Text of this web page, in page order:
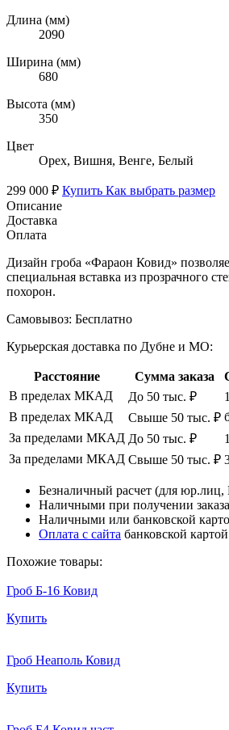
Длина (мм)
2090
Ширина (мм)
680
Высота (мм)
350
Цвет
Орех, Вишня, Венге, Белый
299 000 ₽ Купить Как выбрать размер
Описание
Доставка
Оплата
Дизайн гроба «Фараон Ковид»
специальная вставка из прозрачного
похорон.
Самовывоз: Бесплатно
Курьерская доставка по Дубне и МО:
Расстояние Сумма заказа
В пределах МКАД
До 50 тыс. ₽
В пределах МКАД
Свыше 50 тыс. ₽
За пределами МКАД До 50 тыс. ₽
За пределами МКАД Свыше 50 тыс. ₽
Безналичный расчет (для
Наличными при получении заказа
Наличными или банковской
Оплата с сайта банковской
Похожие товары:
Гроб Б-16 Ковид
Купить
Гроб Неаполь Ковид
Купить